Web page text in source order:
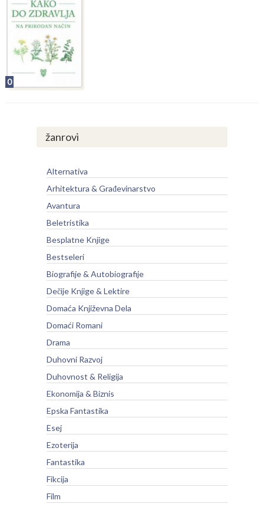
0
žanrovi
Alternativa
Arhitektura & Građevinarstvo
Avantura
Beletristika
Besplatne Knjige
Bestseleri
Biografije & Autobiografije
Dečije Knjige & Lektire
Domaća Književna Dela
Domaći Romani
Drama
Duhovni Razvoj
Duhovnost & Religija
Ekonomija & Biznis
Epska Fantastika
Esej
Ezoterija
Fantastika
Fikcija
Film